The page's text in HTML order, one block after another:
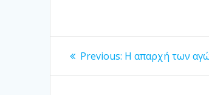
Πλοήγηση
άρθρων
Previous: Previous
Η απαρχή των